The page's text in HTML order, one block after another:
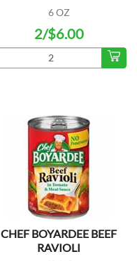
6 OZ
2/$6.00
CHEF BOYARDEE BEEF
RAVIOLI